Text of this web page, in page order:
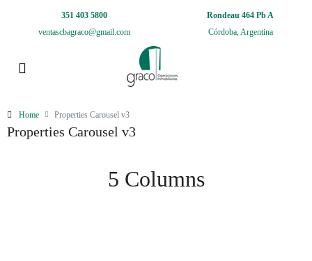
351 403 5800
ventascbagraco@gmail.com
Rondeau 464 Pb A
Córdoba, Argentina
Home Properties Carousel v3
Properties Carousel v3
5 Columns